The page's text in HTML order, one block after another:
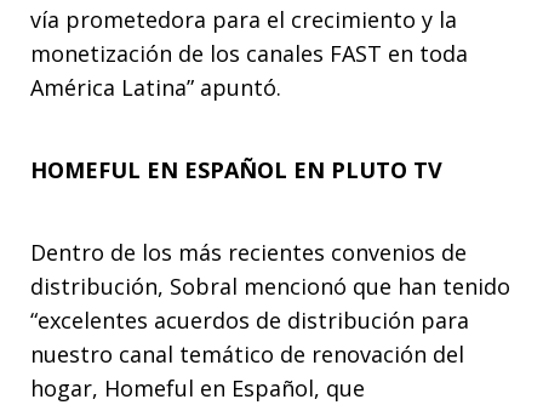
vía prometedora para el crecimiento y la
monetización de los canales FAST en toda
América Latina” apuntó.
HOMEFUL EN ESPAÑOL EN PLUTO TV
Dentro de los más recientes convenios de
distribución, Sobral mencionó que han tenido
“excelentes acuerdos de distribución para
nuestro canal temático de renovación del
hogar, Homeful en Español, que